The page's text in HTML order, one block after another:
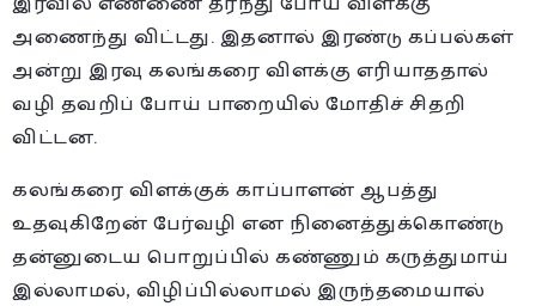
அணைந்து விட்டது. இதனால் இரண்டு கப்பல்கள்
அன்று இரவு கலங்கரை விளக்கு எரியாததால்
வழி தவறிப் போய் பாறையில் மோதிச் சிதறி
விட்டன.
கலங்கரை விளக்குக் காப்பாளன் ஆபத்து
உதவுகிறேன் பேர்வழி என நினைத்துக்கொண்டு
தன்னுடைய பொறுப்பில் கண்ணும் கருத்துமாய்
இல்லாமல், விழிப்பில்லாமல் இருந்தமையால்